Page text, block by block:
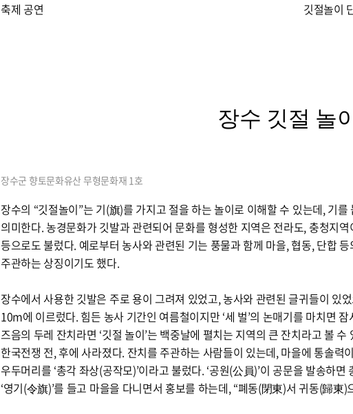
축제 공연 깃절놀이
장수 깃절 놀
장수군 향토문화유산 무형문화재 1호
장수의 “깃절놀이”는 기(旗)를 가지고 절을 하는 놀이로 이해할 수 있는데, 기
의미한다. 농경문화가 깃발과 관련되어 문화를 형성한 지역은 전라도, 충청지역
등으로도 불렀다. 예로부터 농사와 관련된 기는 풍물과 함께 마을, 협동, 단합
주관하는 상징이기도 했다.
장수에서 사용한 깃발은 주로 용이 그려져 있었고, 농사와 관련된 글귀들이 있
10m에 이르렀다. 힘든 농사 기간인 여름철이지만 ‘세 벌’의 논매기를 마치면
즈음의 두레 잔치라면 ‘깃절 놀이’는 백중날에 펼치는 지역의 큰 잔치라고 볼
한국전쟁 전, 후에 사라졌다. 잔치를 주관하는 사람들이 있는데, 마을에 통솔력
우두머리를 ‘총각 좌상(공작모)’이라고 불렀다. ‘공원(公員)’이 공문을 발송하
‘영기(令旗)’를 들고 마을을 다니면서 홍보를 하는데, “폐동(閉東)서 귀동(歸東